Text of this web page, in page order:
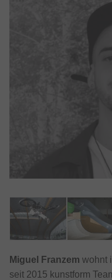
Miguel Franzem wohnt
seit 2015 kunstform